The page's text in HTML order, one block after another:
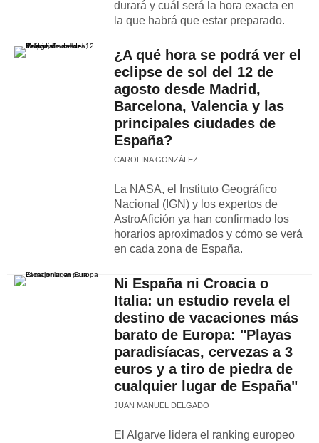
durará y cuál será la hora exacta en
la que habrá que estar preparado.
¿A qué hora se podrá ver el
eclipse de sol del 12 de
agosto desde Madrid,
Barcelona, Valencia y las
principales ciudades de
España?
CAROLINA GONZÁLEZ
La NASA, el Instituto Geográfico
Nacional (IGN) y los expertos de
AstroAfición ya han confirmado los
horarios aproximados y cómo se verá
en cada zona de España.
Ni España ni Croacia o
Italia: un estudio revela el
destino de vacaciones más
barato de Europa: "Playas
paradisíacas, cervezas a 3
euros y a tiro de piedra de
cualquier lugar de España"
JUAN MANUEL DELGADO
El Algarve lidera el ranking europeo